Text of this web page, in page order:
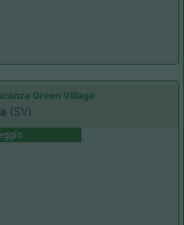
Green Village
(SV)